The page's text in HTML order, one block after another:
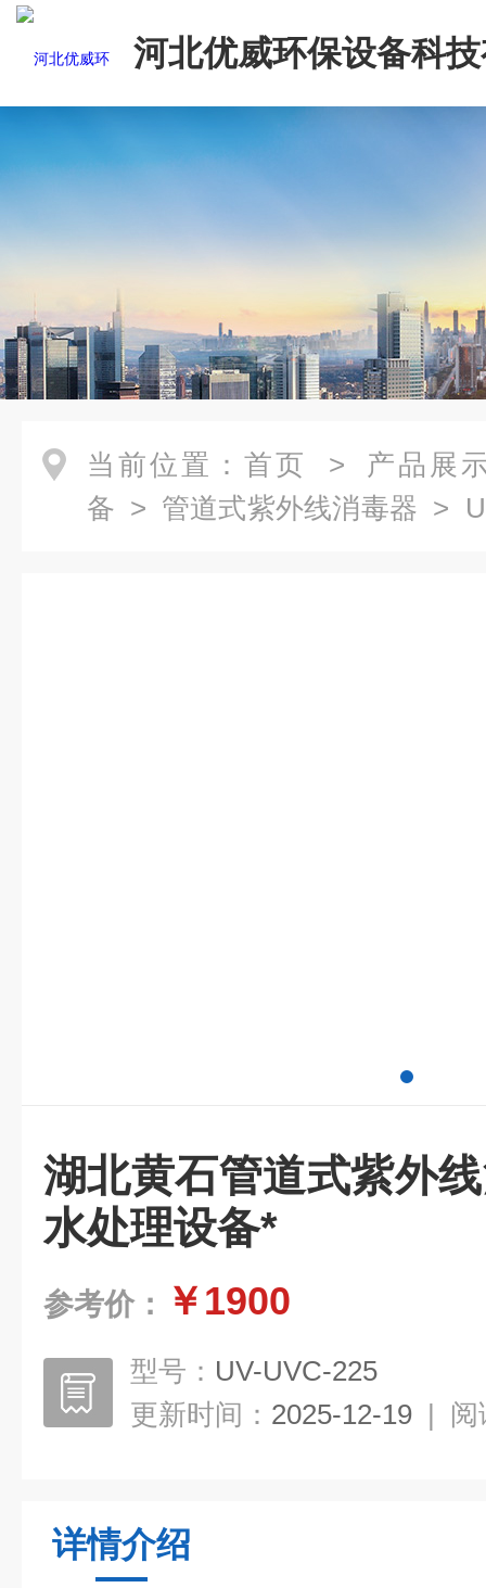
河北优威环保设备科
司
当前位置： 首页 > 产品展
备 > 管道式紫外线消毒器 >
湖北黄石管道式紫外
水处理设备*
参考价： ￥1900
型号： UV-UVC-225
更新时间： 2025-12-19 | 阅
详情介绍